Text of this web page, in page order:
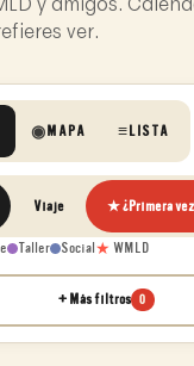
ver.
◉MAPA ≡LISTA
Viaje ★ ¿Primera
Taller Social ★ WMLD
+ Más filtros 0